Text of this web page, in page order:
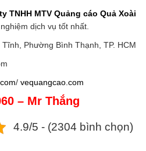
TNHH MTV Quảng cáo Quả Xoài
dịch vụ tốt nhất.
Phường Bình Thạnh, TP. HCM
/ vequangcao.com
– Mr Thắng
4.9/5 - (2304 bình chọn)